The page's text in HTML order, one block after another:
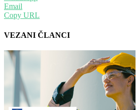
Email
Copy URL
VEZANI ČLANCI